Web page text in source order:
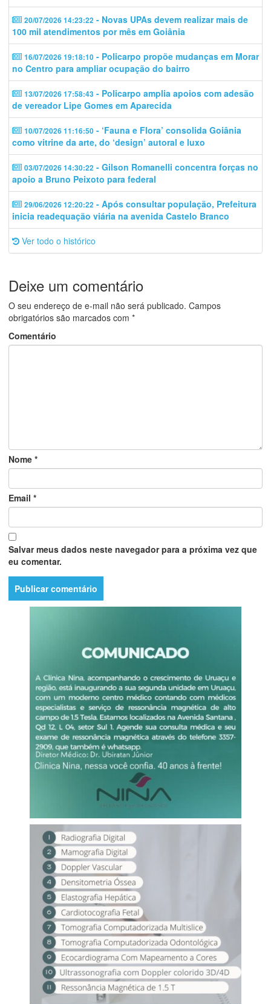
20/07/2026 14:23:22 - Novas UPAs devem realizar mais de
100 mil atendimentos por mês em Goiânia
16/07/2026 19:18:10 - Policarpo propõe mudanças em Morar
no Centro para ampliar ocupação do bairro
13/07/2026 17:58:43 - Policarpo amplia apoios com adesão
de vereador Lipe Gomes em Aparecida
10/07/2026 11:16:50 - ‘Fauna e Flora’ consolida Goiânia
como vitrine da arte, do ‘design’ autoral e luxo
03/07/2026 14:30:22 - Gilson Romanelli concentra forças no
apoio a Bruno Peixoto para federal
29/06/2026 12:20:22 - Após consultar população, Prefeitura
inicia readequação viária na avenida Castelo Branco
Ver todo o histórico
Deixe um comentário
O seu endereço de e-mail não será publicado. Campos
obrigatórios são marcados com *
Comentário
Nome *
Email *
Salvar meus dados neste navegador para a próxima vez que
eu comentar.